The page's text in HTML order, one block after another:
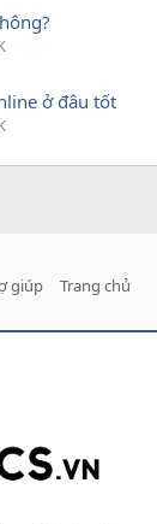
ở đâu tốt
giúp Trang chủ